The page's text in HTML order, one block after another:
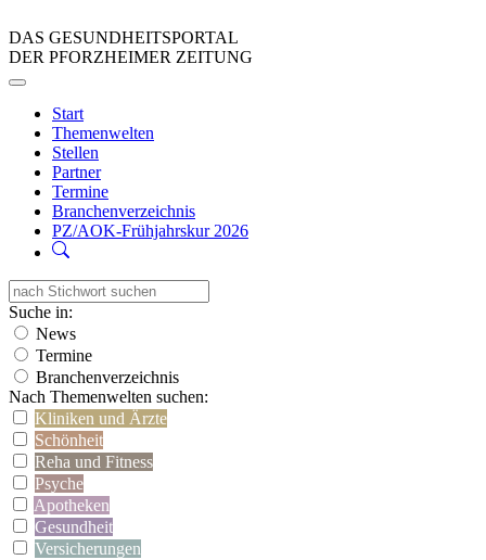
DAS GESUNDHEITSPORTAL
DER PFORZHEIMER ZEITUNG
Start
Themenwelten
Stellen
Partner
Termine
Branchenverzeichnis
PZ/AOK-Frühjahrskur 2026
Suche in:
News
Termine
Branchenverzeichnis
Nach Themenwelten suchen:
Kliniken und Ärzte
Schönheit
Reha und Fitness
Psyche
Apotheken
Gesundheit
Versicherungen